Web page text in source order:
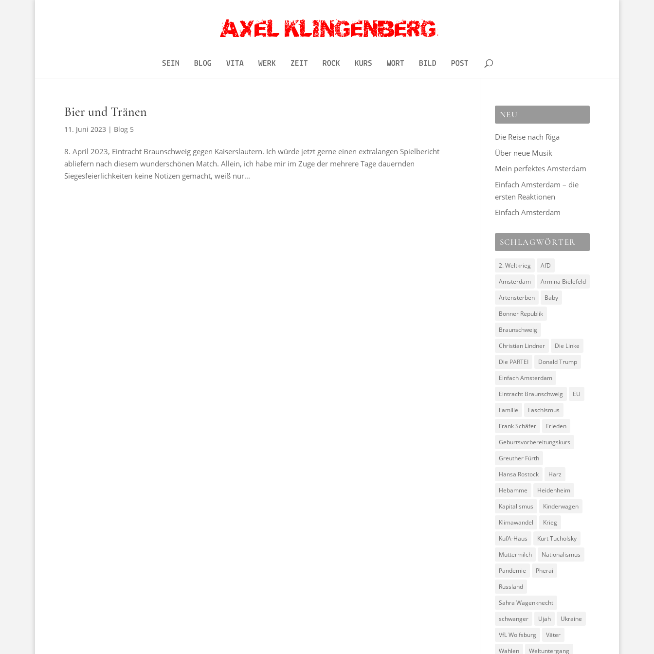
SEIN BLOG VITA WERK ZEIT ROCK KURS WORT BILD POST
Bier und Tränen
11. Juni 2023 | Blog 5
8. April 2023, Eintracht Braunschweig gegen Kaiserslautern. Ich würde jetzt gerne einen extralangen Spielbericht
abliefern nach diesem wunderschönen Match. Allein, ich habe mir im Zuge der mehrere Tage dauernden
Siegesfeierlichkeiten keine Notizen gemacht, weiß nur...
NEU
Die Reise nach Riga
Über neue Musik
Mein perfektes Amsterdam
Einfach Amsterdam – die
ersten Reaktionen
Einfach Amsterdam
SCHLAGWÖRTER
2. Weltkrieg
AfD
Amsterdam
Armina Bielefeld
Artensterben
Baby
Bonner Republik
Braunschweig
Christian Lindner
Die Linke
Die PARTEI
Donald Trump
Einfach Amsterdam
Eintracht Braunschweig
EU
Familie
Faschismus
Frank Schäfer
Frieden
Geburtsvorbereitungskurs
Greuther Fürth
Hansa Rostock
Harz
Hebamme
Heidenheim
Kapitalismus
Kinderwagen
Klimawandel
Krieg
KufA-Haus
Kurt Tucholsky
Muttermilch
Nationalismus
Pandemie
Pherai
Russland
Sahra Wagenknecht
schwanger
Ujah
Ukraine
VfL Wolfsburg
Väter
Wahlen
Weltuntergang